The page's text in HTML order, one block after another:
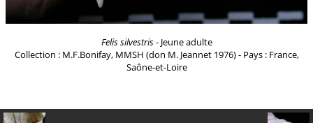
Felis silvestris- Jeune adulte
Collection : M.F.Bonifay, MMSH (don M. Jeannet 1976) - Pays : France,
Saône-et-Loire